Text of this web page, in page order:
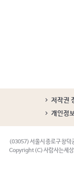
저작권
개인정
(03057) 서울시 종로구 창덕
Copyright (C) 사람사는세